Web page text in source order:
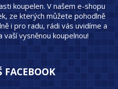
koupelen. V našem e-shopu
ze kterých můžete pohodlně
i pro radu, rádi vás uvidíme a
vysněnou koupelnou!
FACEBOOK